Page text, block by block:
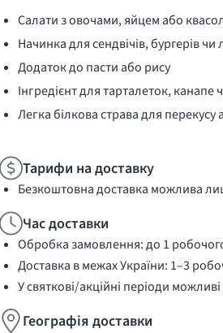
Салати з овочами, яйцем або
Начинка для сендвічів, бургерів чи
Додаток до пасти або рису
Інгредієнт для тарталеток, канапе
Легка білкова страва для перекусу
Тарифи на доставку
Безкоштовна доставка можлива
Час доставки
Обробка замовлення: до 1
Доставка в межах України: 1–3
У святкові/акційні періоди
Географія доставки